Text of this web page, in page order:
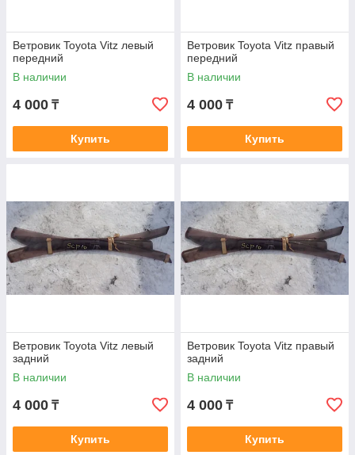
Ветровик Toyota Vitz левый
передний
В наличии
4 000 ₸
Купить
Ветровик Toyota Vitz правый
передний
В наличии
4 000 ₸
Купить
Ветровик Toyota Vitz левый
задний
В наличии
4 000 ₸
Купить
Ветровик Toyota Vitz правый
задний
В наличии
4 000 ₸
Купить